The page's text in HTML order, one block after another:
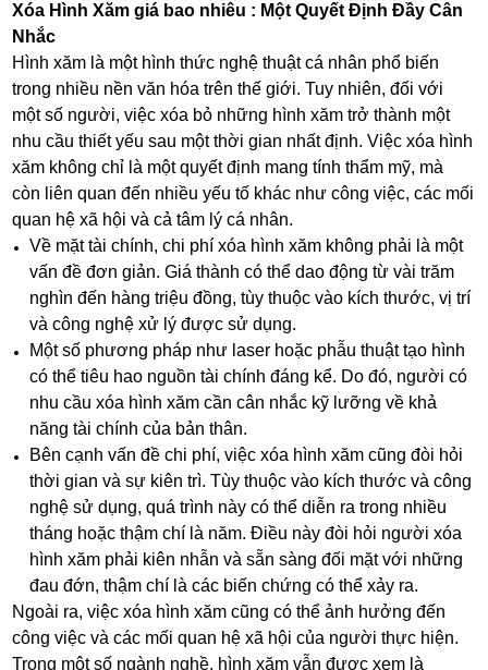
Xóa Hình Xăm giá bao nhiêu : Một Quyết Định Đầy Cân
Nhắc
Hình xăm là một hình thức nghệ thuật cá nhân phổ biến
trong nhiều nền văn hóa trên thế giới. Tuy nhiên, đối với
một số người, việc xóa bỏ những hình xăm trở thành một
nhu cầu thiết yếu sau một thời gian nhất định. Việc xóa hình
xăm không chỉ là một quyết định mang tính thẩm mỹ, mà
còn liên quan đến nhiều yếu tố khác như công việc, các mối
quan hệ xã hội và cả tâm lý cá nhân.
Về mặt tài chính, chi phí xóa hình xăm không phải là một
vấn đề đơn giản. Giá thành có thể dao động từ vài trăm
nghìn đến hàng triệu đồng, tùy thuộc vào kích thước, vị trí
và công nghệ xử lý được sử dụng.
Một số phương pháp như laser hoặc phẫu thuật tạo hình
có thể tiêu hao nguồn tài chính đáng kể. Do đó, người có
nhu cầu xóa hình xăm cần cân nhắc kỹ lưỡng về khả
năng tài chính của bản thân.
Bên cạnh vấn đề chi phí, việc xóa hình xăm cũng đòi hỏi
thời gian và sự kiên trì. Tùy thuộc vào kích thước và công
nghệ sử dụng, quá trình này có thể diễn ra trong nhiều
tháng hoặc thậm chí là năm. Điều này đòi hỏi người xóa
hình xăm phải kiên nhẫn và sẵn sàng đối mặt với những
đau đớn, thậm chí là các biến chứng có thể xảy ra.
Ngoài ra, việc xóa hình xăm cũng có thể ảnh hưởng đến
công việc và các mối quan hệ xã hội của người thực hiện.
Trong một số ngành nghề, hình xăm vẫn được xem là